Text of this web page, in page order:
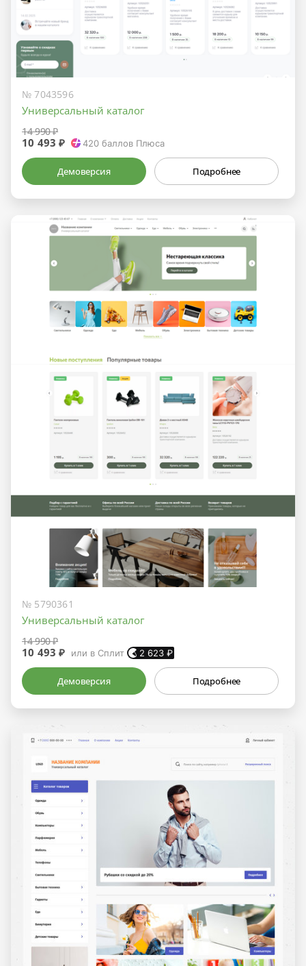
№ 7043596
Универсальный каталог
14 990 ₽
10 493 ₽ 420баллов Плюса
Демоверсия Подробнее
№ 5790361
Универсальный каталог
14 990 ₽
10 493 ₽ или в Сплит 2 623₽
Демоверсия Подробнее